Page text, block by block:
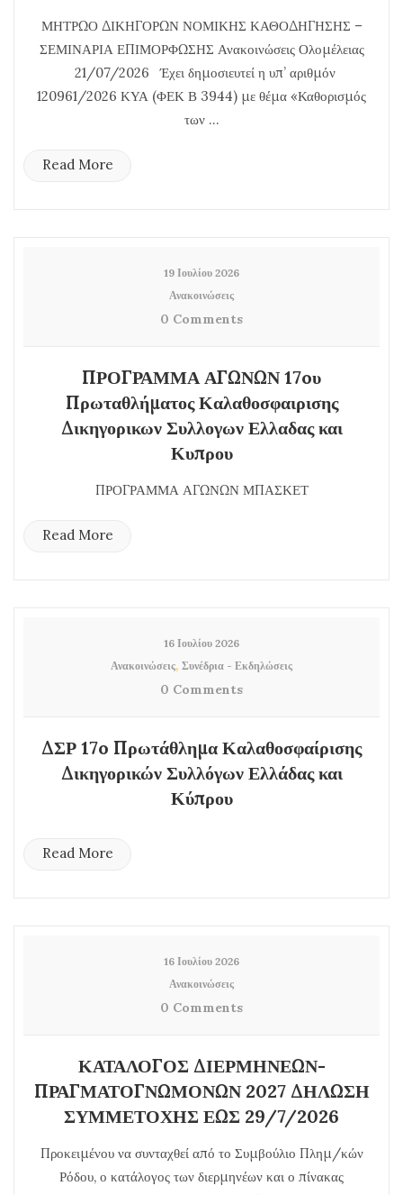
ΜΗΤΡΩΟ ΔΙΚΗΓΟΡΩΝ ΝΟΜΙΚΗΣ ΚΑΘΟΔΗΓΗΣΗΣ –
ΣΕΜΙΝΑΡΙΑ ΕΠΙΜΟΡΦΩΣΗΣ Ανακοινώσεις Ολομέλειας
21/07/2026 Έχει δημοσιευτεί η υπ’ αριθμόν
120961/2026 ΚΥΑ (ΦΕΚ Β 3944) με θέμα «Καθορισμός
των ...
Read More
19 Ιουλίου 2026
Ανακοινώσεις
0 Comments
ΠΡΟΓΡΑΜΜΑ ΑΓΩΝΩΝ 17oυ
Πρωταθλήματος Καλαθοσφαιρισης
Δικηγορικων Συλλογων Ελλαδας και
Κυπρου
ΠΡΟΓΡΑΜΜΑ ΑΓΩΝΩΝ ΜΠΑΣΚΕΤ
Read More
16 Ιουλίου 2026
Ανακοινώσεις, Συνέδρια - Εκδηλώσεις
0 Comments
ΔΣΡ 17o Πρωτάθλημα Καλαθοσφαίρισης
Δικηγορικών Συλλόγων Ελλάδας και
Κύπρου
Read More
16 Ιουλίου 2026
Ανακοινώσεις
0 Comments
ΚΑΤΑΛΟΓΟΣ ΔΙΕΡΜΗΝΕΩΝ-
ΠΡΑΓΜΑΤΟΓΝΩΜΟΝΩΝ 2027 ΔΗΛΩΣΗ
ΣΥΜΜΕΤΟΧΗΣ ΕΩΣ 29/7/2026
Προκειμένου να συνταχθεί από το Συμβούλιο Πλημ/κών
Ρόδου, ο κατάλογος των διερμηνέων και ο πίνακας